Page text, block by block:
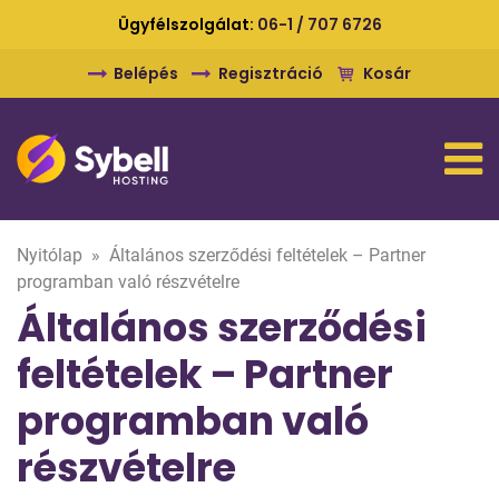
Ügyfélszolgálat: 06-1 / 707 6726
Belépés Regisztráció Kosár
Nyitólap » Általános szerződési feltételek – Partner
programban való részvételre
Általános szerződési
feltételek – Partner
programban való
részvételre